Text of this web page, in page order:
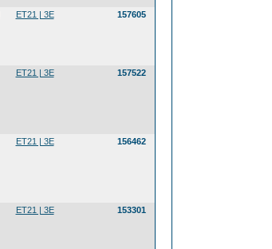
ET21 | 3E 157605
ET21 | 3E 157522
ET21 | 3E 156462
ET21 | 3E 153301